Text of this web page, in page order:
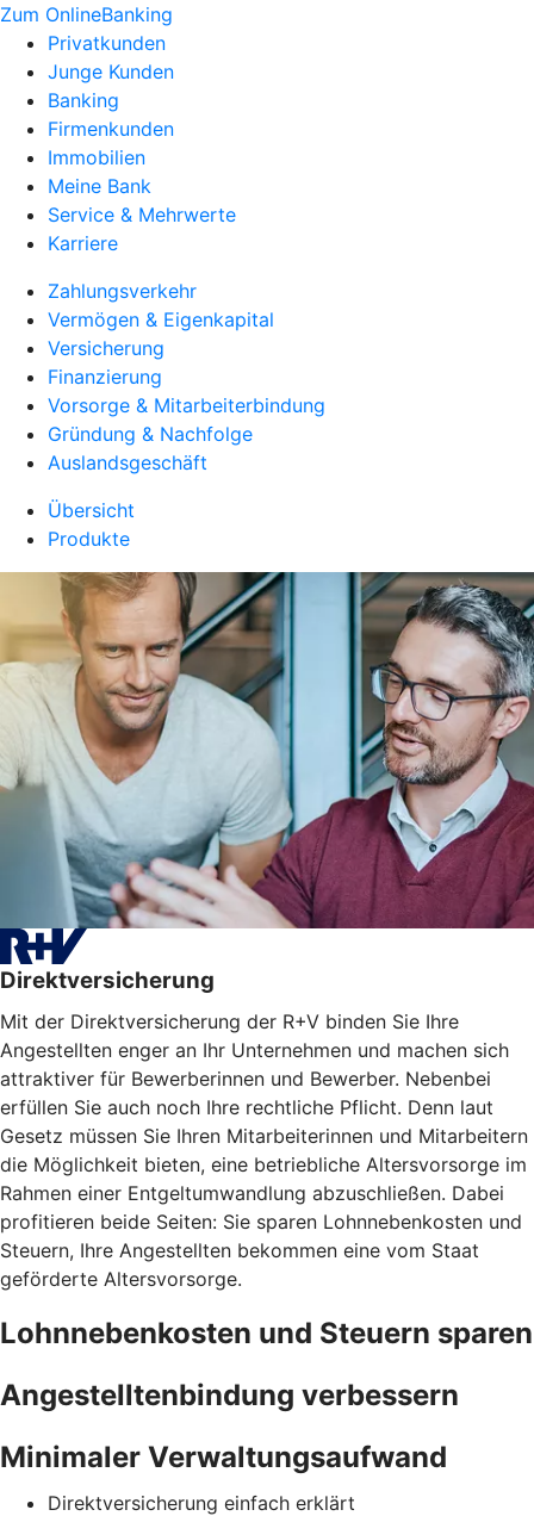
Zum OnlineBanking
Privatkunden
Junge Kunden
Banking
Firmenkunden
Immobilien
Meine Bank
Service & Mehrwerte
Karriere
Zahlungsverkehr
Vermögen & Eigenkapital
Versicherung
Finanzierung
Vorsorge & Mitarbeiterbindung
Gründung & Nachfolge
Auslandsgeschäft
Übersicht
Produkte
Direktversicherung
Mit der Direktversicherung der R+V binden Sie Ihre
Angestellten enger an Ihr Unternehmen und machen sich
attraktiver für Bewerberinnen und Bewerber. Nebenbei
erfüllen Sie auch noch Ihre rechtliche Pflicht. Denn laut
Gesetz müssen Sie Ihren Mitarbeiterinnen und Mitarbeitern
die Möglichkeit bieten, eine betriebliche Altersvorsorge im
Rahmen einer Entgeltumwandlung abzuschließen. Dabei
profitieren beide Seiten: Sie sparen Lohnnebenkosten und
Steuern, Ihre Angestellten bekommen eine vom Staat
geförderte Altersvorsorge.
Lohnnebenkosten und Steuern sparen
Angestelltenbindung verbessern
Minimaler Verwaltungsaufwand
Direktversicherung einfach erklärt